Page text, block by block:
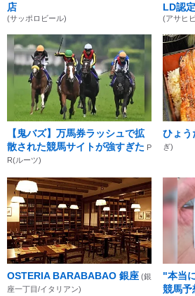
店
(サッポロビール)
LD認
(アサヒ
【鬼バズ】万馬券ラッシュで拡
散された競馬サイトが強すぎた P
R(ルーツ)
ひょう
ぎ)
OSTERIA BARABABAO 銀座 (銀
座一丁目/イタリアン)
"本当
競馬予